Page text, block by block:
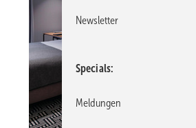
Newsletter
Specials
Meldungen